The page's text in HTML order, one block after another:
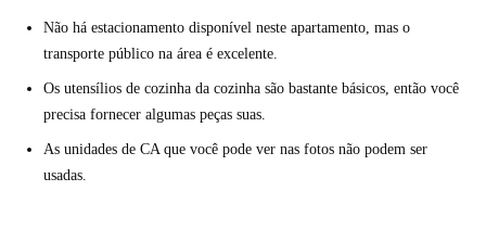
Não há estacionamento disponível neste apartamento, mas o
transporte público na área é excelente.
Os utensílios de cozinha da cozinha são bastante básicos, então você
precisa fornecer algumas peças suas.
As unidades de CA que você pode ver nas fotos não podem ser
usadas.